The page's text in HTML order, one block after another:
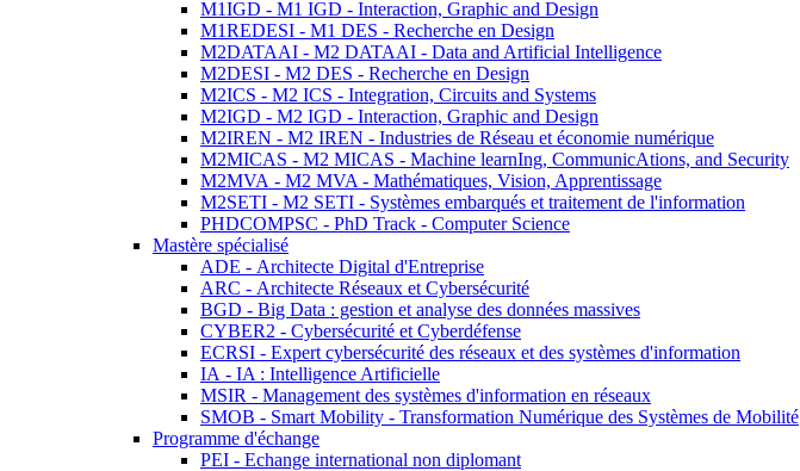
M1IGD - M1 IGD - Interaction, Graphic and Design
M1REDESI - M1 DES - Recherche en Design
M2DATAAI - M2 DATAAI - Data and Artificial Intelligence
M2DESI - M2 DES - Recherche en Design
M2ICS - M2 ICS - Integration, Circuits and Systems
M2IGD - M2 IGD - Interaction, Graphic and Design
M2IREN - M2 IREN - Industries de Réseau et économie numérique
M2MICAS - M2 MICAS - Machine learnIng, CommunicAtions, and Security
M2MVA - M2 MVA - Mathématiques, Vision, Apprentissage
M2SETI - M2 SETI - Systèmes embarqués et traitement de l'information
PHDCOMPSC - PhD Track - Computer Science
Mastère spécialisé
ADE - Architecte Digital d'Entreprise
ARC - Architecte Réseaux et Cybersécurité
BGD - Big Data : gestion et analyse des données massives
CYBER2 - Cybersécurité et Cyberdéfense
ECRSI - Expert cybersécurité des réseaux et des systèmes d'information
IA - IA : Intelligence Artificielle
MSIR - Management des systèmes d'information en réseaux
SMOB - Smart Mobility - Transformation Numérique des Systèmes de Mobilité
Programme d'échange
PEI - Echange international non diplomant